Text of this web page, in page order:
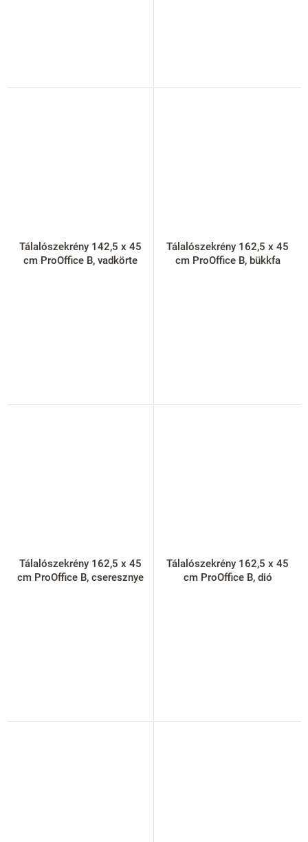
Tálalószekrény 142,5 x 45
cm ProOffice B, vadkörte
Tálalószekrény 162,5 x 45
cm ProOffice B, bükkfa
Tálalószekrény 162,5 x 45
cm ProOffice B, cseresznye
Tálalószekrény 162,5 x 45
cm ProOffice B, dió